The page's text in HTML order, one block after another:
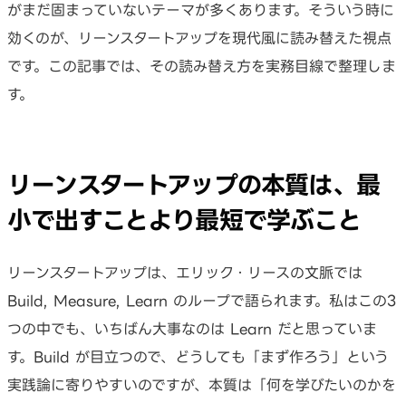
がまだ固まっていないテーマが多くあります。そういう時に
効くのが、リーンスタートアップを現代風に読み替えた視点
です。この記事では、その読み替え方を実務目線で整理しま
す。
リーンスタートアップの本質は、最
小で出すことより最短で学ぶこと
リーンスタートアップは、エリック・リースの文脈では
Build, Measure, Learn のループで語られます。私はこの3
つの中でも、いちばん大事なのは Learn だと思っていま
す。Build が目立つので、どうしても「まず作ろう」という
実践論に寄りやすいのですが、本質は「何を学びたいのかを